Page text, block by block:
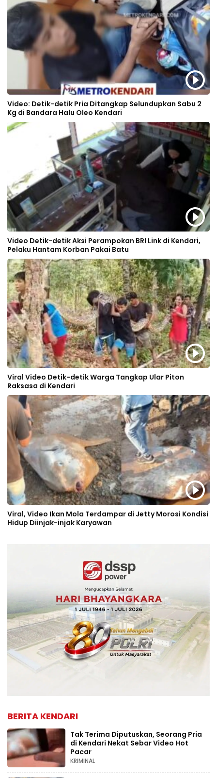
Video: Detik-detik Pria Ditangkap Selundupkan Sabu 2
Kg di Bandara Halu Oleo Kendari
Video Detik-detik Aksi Perampokan BRI Link di Kendari,
Pelaku Hantam Korban Pakai Batu
Viral Video Detik-detik Warga Tangkap Ular Piton
Raksasa di Kendari
Viral, Video Ikan Mola Terdampar di Jetty Morosi Kondisi
Hidup Diinjak-injak Karyawan
BERITA KENDARI
Tak Terima Diputuskan, Seorang Pria
di Kendari Nekat Sebar Video Hot
Pacar
KRIMINAL